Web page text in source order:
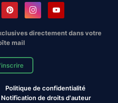
directement dans votre
mail
Politique de confidentialité
Notification de droits d'auteur